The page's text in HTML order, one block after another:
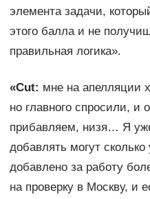
элемента задачи,
этого балла и не
правильная логика».
«Сut: мне на апелляции
но главного спросили, и
прибавляем, низя… Я
добавлять могут
добавлено за работу
на проверку в Москву, и